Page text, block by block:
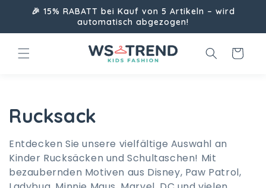
zum🎉 15% RABATT bei Kauf von 5 Artikeln – wird
automatisch abgezogen!
Warenkorb
K
a
t
Rucksack
Entdecken Sie unsere vielfältige Auswahl an
Kinder Rucksäcken und Schultaschen! Mit
bezaubernden Motiven aus Disney, Paw Patrol,